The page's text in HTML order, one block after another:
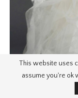
This website uses
assume you're ok